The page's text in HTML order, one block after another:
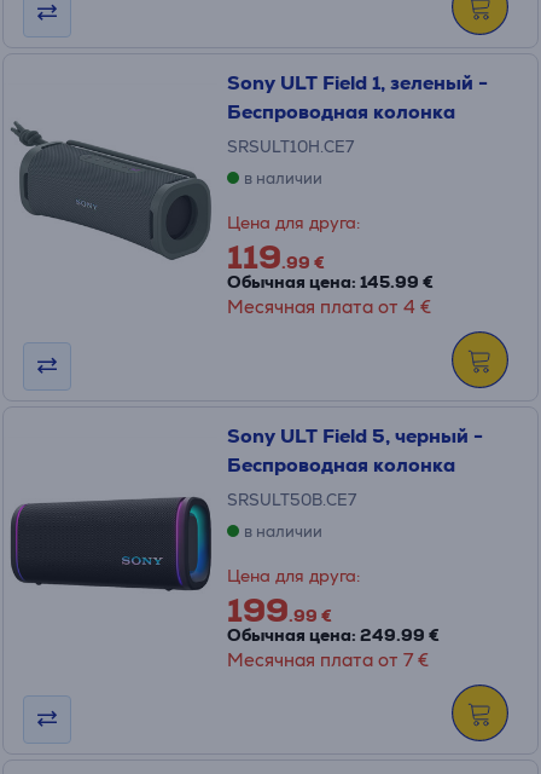
Sony ULT Field 1, зеленый -
Беспроводная колонка
SRSULT10H.CE7
в наличии
Цена для друга:
119.99 €
Обычная цена: 145.99 €
Месячная плата от 4 €
Sony ULT Field 5, черный -
Беспроводная колонка
SRSULT50B.CE7
в наличии
Цена для друга:
199.99 €
Обычная цена: 249.99 €
Месячная плата от 7 €